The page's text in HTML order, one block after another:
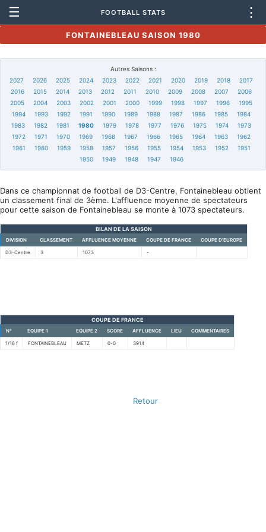
☰ FOOTBALL STATS ⋮
FONTAINEBLEAU SAISON 1980
Autres Saisons :
2027
2026 2025 2024 2023 2022 2021 2020 2019 2018
2017
2016
2015 2014 2013 2012 2011 2010 2009 2008 2007
2006
2005
2004 2003 2002 2001 2000 1999 1998 1997 1996
1995
1994
1993 1992 1991 1990 1989 1988 1987 1986 1985
1984
1983
1982 1981 1980 1979 1978 1977 1976 1975 1974
1973
1972
1971 1970 1969 1968 1967 1966 1965 1964 1963
1962
1961
1960 1959 1958 1957 1956 1955 1954 1953 1952
1951
1950
1949 1948 1947 1946
Dans ce championnat de football de D3-Centre, Fontainebleau obtient
un classement final de 3ème. L'affluence moyenne de spectateurs
pour cette saison de Fontainebleau se monte à 1073 spectateurs.
BILAN DE LA SAISON
DIVISION CLASSEMENT AFFLUENCE MOYENNE COUPE DE FRANCE COUPE D'EUROPE
D3-Centre 3 1073 -
COUPE DE FRANCE
N° EQUIPE 1 EQUIPE 2 SCORE AFFLUENCE LIEU COMMENTAIRES
1/16 f FONTAINEBLEAU METZ 0-0 3914
Retour